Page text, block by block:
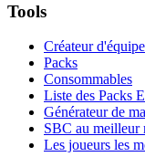
Tools
Créateur d'équipe
Packs
Consommables
Liste des Packs
Générateur de
SBC au meilleur
Les joueurs les